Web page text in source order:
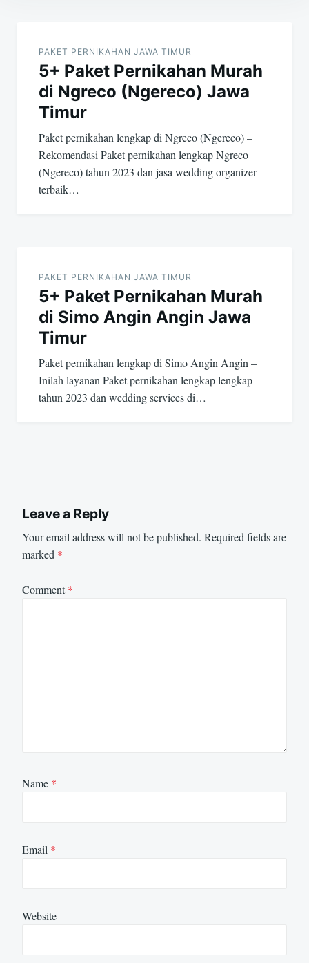
navigation
PAKET PERNIKAHAN JAWA TIMUR
5+ Paket Pernikahan Murah
di Ngreco (Ngereco) Jawa
Timur
Paket pernikahan lengkap di Ngreco (Ngereco) –
Rekomendasi Paket pernikahan lengkap Ngreco
(Ngereco) tahun 2023 dan jasa wedding organizer
terbaik…
PAKET PERNIKAHAN JAWA TIMUR
5+ Paket Pernikahan Murah
di Simo Angin Angin Jawa
Timur
Paket pernikahan lengkap di Simo Angin Angin –
Inilah layanan Paket pernikahan lengkap lengkap
tahun 2023 dan wedding services di…
Leave a Reply
Your email address will not be published. Required fields are
marked *
Comment*
Name *
Email *
Website